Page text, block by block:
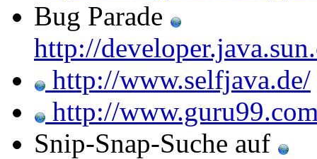
Bug Parade
http://
http://www.selfjava.de/
http://
Snip-Snap-Suche auf